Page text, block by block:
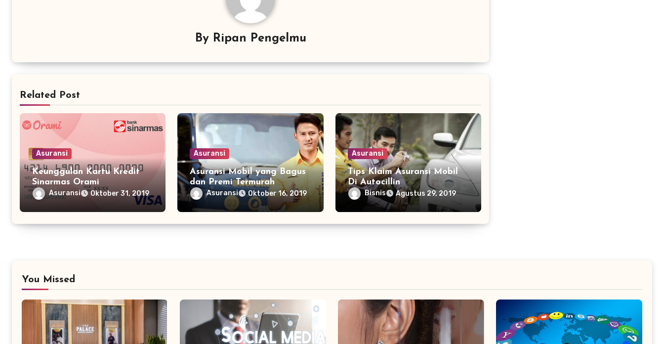
By Ripan Pengelmu
Related Post
Asuransi
Keunggulan Kartu Kredit
Sinarmas Orami
Asuransi Oktober 31, 2019
Asuransi
Asuransi Mobil yang Bagus
dan Premi Termurah
Asuransi Oktober 16, 2019
Asuransi
Tips Klaim Asuransi Mobil
Di Autocillin
Bisnis Agustus 29, 2019
You Missed